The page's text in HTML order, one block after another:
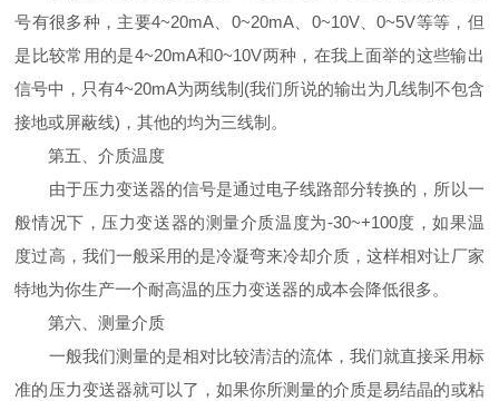
号有很多种，主要4~20mA、0~20mA、0~10V、0~5V等等，但
是比较常用的是4~20mA和0~10V两种，在我上面举的这些输出
信号中，只有4~20mA为两线制(我们所说的输出为几线制不包含
接地或屏蔽线)，其他的均为三线制。
第五、介质温度
由于压力变送器的信号是通过电子线路部分转换的，所以一
般情况下，压力变送器的测量介质温度为-30~+100度，如果温
度过高，我们一般采用的是冷凝弯来冷却介质，这样相对让厂家
特地为你生产一个耐高温的压力变送器的成本会降低很多。
第六、测量介质
一般我们测量的是相对比较清洁的流体，我们就直接采用标
准的压力变送器就可以了，如果你所测量的介质是易结晶的或粘